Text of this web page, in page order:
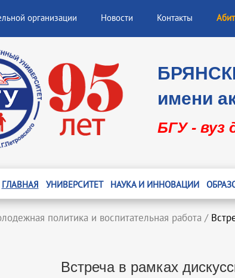
организации Новости Контакты
имени
БГУ - вуз
ГЛАВНАЯ УНИВЕРСИТЕТ НАУКА И ИННОВАЦИИ
политика и воспитательная работа /
Встреча в рамках